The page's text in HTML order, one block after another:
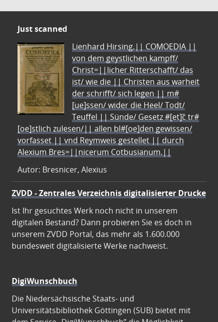
Just scanned
Lienhard Hirsing.|| COMOEDIA ||
von dem geystlichen kampff/
Christ=||licher Ritterschafft/ das
ist/ wie die || Christen aus warheit
der schrifft/ sich legen || m#
[ue]ssen/ wider die Heel/ Todt/
Teuffel || Sünde/ Gesetz #[et]c̃ tr#
[oe]stlich zulesen/|| allen bl#[oe]den gewissen/
vorfasset || vnd Reymweis gestellet || durch
Alexium Bres=||nicerum Cotbusianum.||
Autor: Bresnicer, Alexius
ZVDD - Zentrales Verzeichnis digitalisierter Drucke
Ist Ihr gesuchtes Werk noch nicht in unserem
digitalen Bestand? Dann probieren Sie es doch in
unserem ZVDD Portal, das mehr als 1.600.000
bundesweit digitalisierte Werke nachweist.
DigiWunschbuch
Die Niedersächsische Staats- und
Universitätsbibliothek Göttingen (SUB) bietet mit